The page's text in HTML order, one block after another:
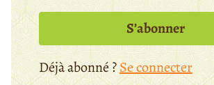
S’abonner
Déjà abonné ?Se connecter